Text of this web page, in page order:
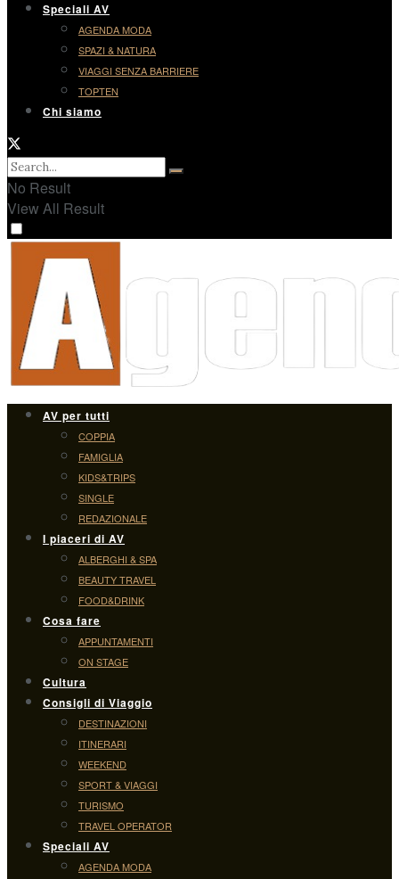
Speciali AV
AGENDA MODA
SPAZI & NATURA
VIAGGI SENZA BARRIERE
TOPTEN
Chi siamo
No Result
View All Result
AV per tutti
COPPIA
FAMIGLIA
KIDS&TRIPS
SINGLE
REDAZIONALE
I piaceri di AV
ALBERGHI & SPA
BEAUTY TRAVEL
FOOD&DRINK
Cosa fare
APPUNTAMENTI
ON STAGE
Cultura
Consigli di Viaggio
DESTINAZIONI
ITINERARI
WEEKEND
SPORT & VIAGGI
TURISMO
TRAVEL OPERATOR
Speciali AV
AGENDA MODA